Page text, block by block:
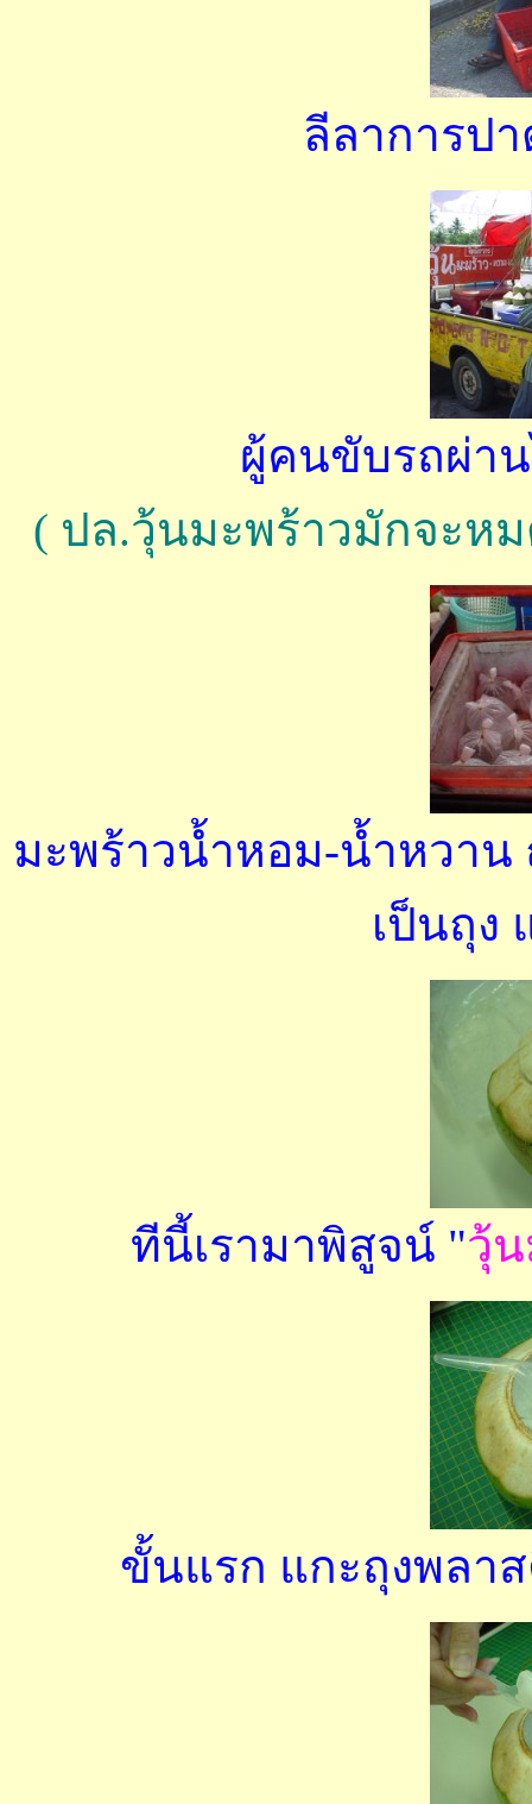
ลีลาการป
ผู้คนขับรถผ่า
( ปล.วุ้นมะพร้าวมักจะห
มะพร้าวน้ำหอม-น้ำหวาน
เป็นถุง
ทีนี้เรามาพิสูจน์ "วุ้
ขั้นแรก แกะถุงพลา